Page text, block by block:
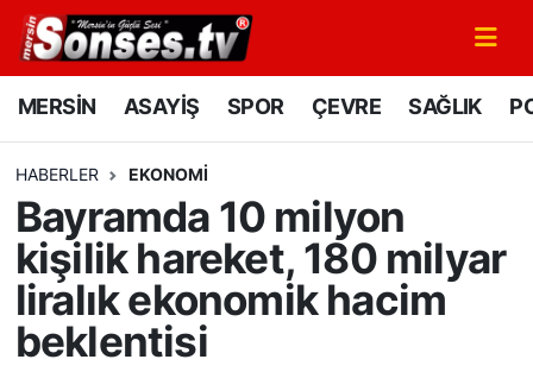
MERSİN ASAYİŞ SPOR ÇEVRE SAĞLIK
HABERLER EKONOMİ
Bayramda 10 milyon
kişilik hareket, 180 milyar
liralık ekonomik hacim
beklentisi
MERSİN
SPOR
GÜNÜN MANŞETİ
DÜNYA
Mersin Nöbetçi Eczaneler
Mersin Namaz Vakitleri
Mersin Trafik Yoğunluk Haritası
Süper Lig Puan Durumu ve Fikstür